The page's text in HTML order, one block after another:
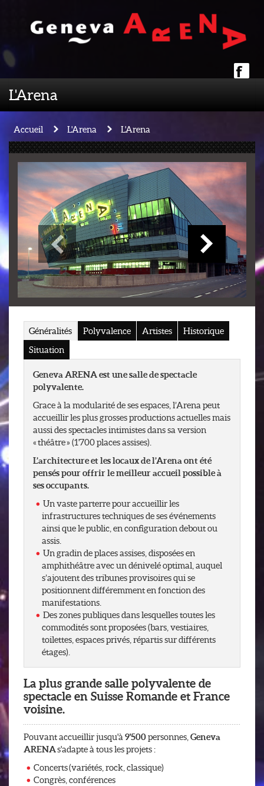
L'Arena
Accueil L'Arena L'Arena
Généralités Polyvalence Artistes
Historique
Situation
Geneva ARENA est une salle de spectacle
polyvalente.
Grace à la modularité de ses espaces, l’Arena peut
accueillir les plus grosses productions actuelles mais
aussi des spectacles intimistes dans sa version
« théâtre » (1'700 places assises).
L’architecture et les locaux de l’Arena ont été
pensés pour offrir le meilleur accueil possible à
ses occupants.
Un vaste parterre pour accueillir les
infrastructures techniques de ses événements
ainsi que le public, en configuration debout ou
assis.
Un gradin de places assises, disposées en
amphithéâtre avec un dénivelé optimal, auquel
s’ajoutent des tribunes provisoires qui se
positionnent différemment en fonction des
manifestations.
Des zones publiques dans lesquelles toutes les
commodités sont proposées (bars, vestiaires,
toilettes, espaces privés, répartis sur différents
étages).
La plus grande salle polyvalente de
spectacle en Suisse Romande et France
voisine.
Pouvant accueillir jusqu'à 9'500personnes, Geneva
ARENAs'adapte à tous les projets :
Concerts (variétés, rock, classique)
Congrès, conférences